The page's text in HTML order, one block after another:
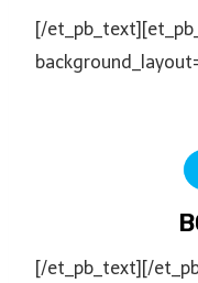
[/
[/et_pb_text][/